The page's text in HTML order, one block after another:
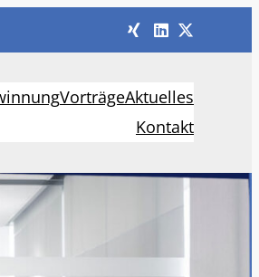
VorträgeAktuelles
Kontakt